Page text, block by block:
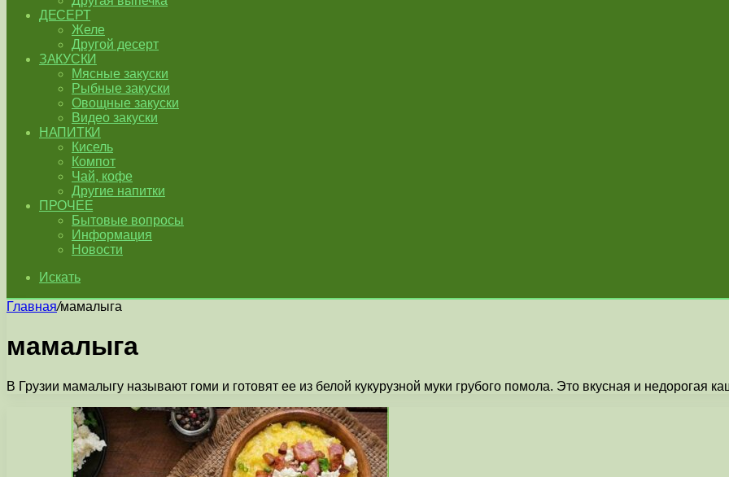
ДЕСЕРТ
Желе
Другой десерт
ЗАКУСКИ
Мясные закуски
Рыбные закуски
Овощные закуски
Видео закуски
НАПИТКИ
Кисель
Компот
Чай, кофе
Другие напитки
ПРОЧЕЕ
Бытовые вопросы
Информация
Новости
Искать
Главная/мамалыга
мамалыга
В Грузии мамалыгу называют гоми и готовят ее из белой кукурузной муки грубого помола. Это вкусная и недорогая